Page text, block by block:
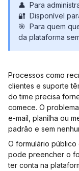
👤 Para
🔐 Disponível
🎯 Para quem
da plataforma
Processos como
clientes e suporte
do time precisa
comece. O
e-mail, planilha ou
padrão e sem
O formulário
pode preencher o
ter conta na